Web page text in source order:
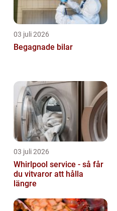
03 juli 2026
Begagnade bilar
03 juli 2026
Whirlpool service - så får
du vitvaror att hålla
längre